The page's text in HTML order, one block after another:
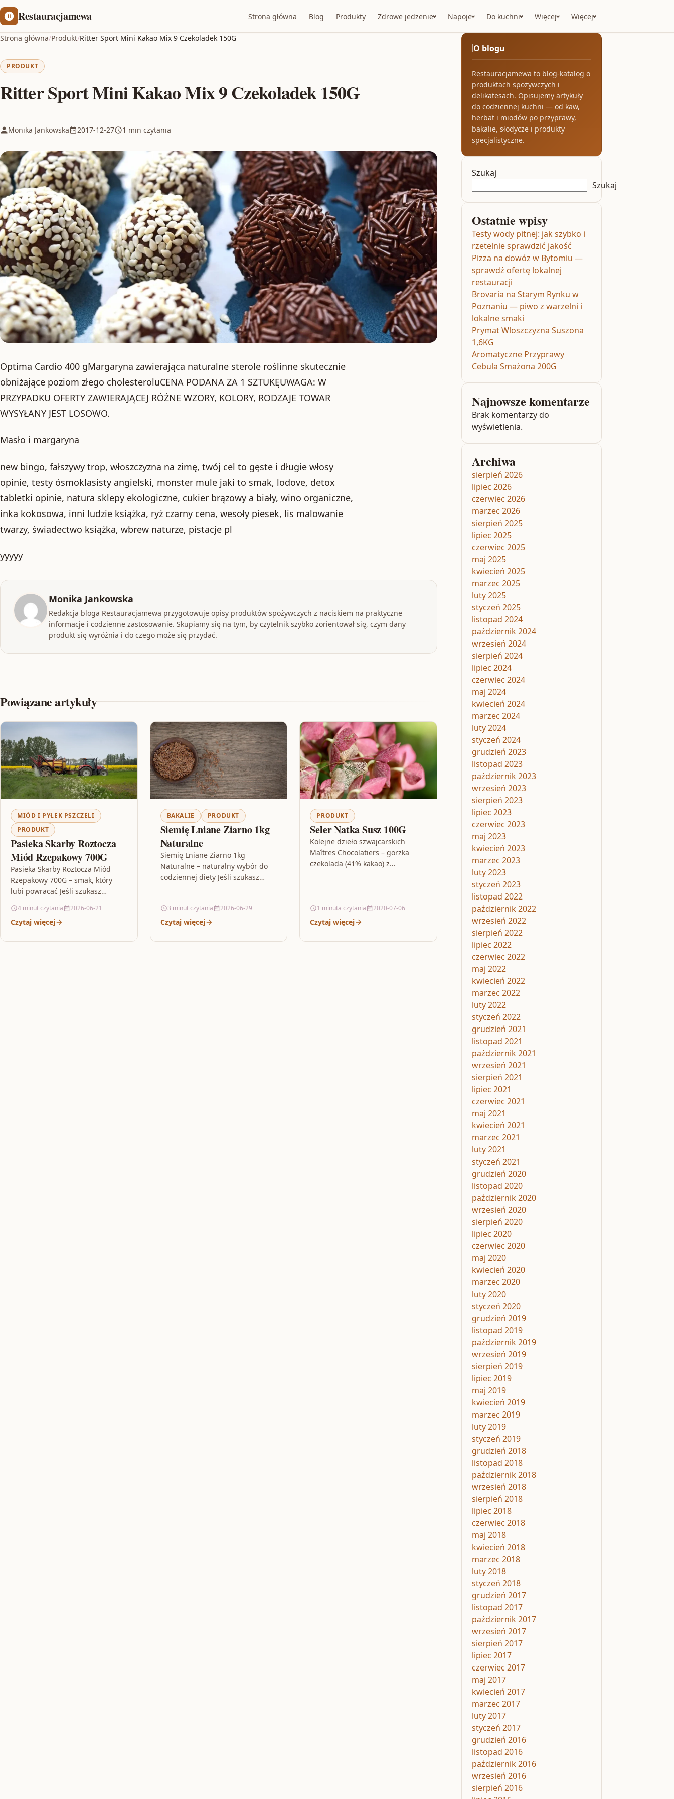
Restauracjamewa Strona główna Blog Produkty Zdrowe jedzenie Napoje Do kuchni Więcej Więcej
Strona główna/Produkt/Ritter Sport Mini Kakao Mix 9 Czekoladek 150G
PRODUKT
Ritter Sport Mini Kakao Mix 9 Czekoladek 150G
Monika Jankowska 2017-12-27 1 min czytania
Optima Cardio 400 gMargaryna zawierająca naturalne sterole roślinne skutecznie
obniżające poziom złego cholesteroluCENA PODANA ZA 1 SZTUKĘUWAGA: W
PRZYPADKU OFERTY ZAWIERAJĄCEJ RÓŻNE WZORY, KOLORY, RODZAJE TOWAR
WYSYŁANY JEST LOSOWO.
Masło i margaryna
new bingo, fałszywy trop, włoszczyzna na zimę, twój cel to gęste i długie włosy
opinie, testy ósmoklasisty angielski, monster mule jaki to smak, lodove, detox
tabletki opinie, natura sklepy ekologiczne, cukier brązowy a biały, wino organiczne,
inka kokosowa, inni ludzie książka, ryż czarny cena, wesoły piesek, lis malowanie
twarzy, świadectwo książka, wbrew naturze, pistacje pl
yyyyy
Monika Jankowska
Redakcja bloga Restauracjamewa przygotowuje opisy produktów spożywczych z naciskiem na praktyczne
informacje i codzienne zastosowanie. Skupiamy się na tym, by czytelnik szybko zorientował się, czym dany
produkt się wyróżnia i do czego może się przydać.
Powiązane artykuły
MIÓD I PYŁEK PSZCZELI
PRODUKT
Pasieka Skarby Roztocza
Miód Rzepakowy 700G
Pasieka Skarby Roztocza Miód
Rzepakowy 700G – smak, który
lubi powracać Jeśli szukasz
się z domowym ciepłem i prostotą
smaku,…
4 minut czytania 2026-06-21
Czytaj więcej
BAKALIE PRODUKT
Siemię Lniane Ziarno 1kg
Naturalne
Siemię Lniane Ziarno 1kg
Naturalne – naturalny wybór do
codziennej diety Jeśli szukasz
wkomponować w codzienne
posiłki i który naturalnie pasuje…
3 minut czytania 2026-06-29
Czytaj więcej
PRODUKT
Seler Natka Susz 100G
Kolejne dzieło szwajcarskich
Maîtres Chocolatiers – gorzka
czekolada (41% kakao) z
Waga: 150 gImport z Austrii…
1 minuta czytania 2020-07-06
Czytaj więcej
O blogu
Restauracjamewa to blog-katalog o
produktach spożywczych i
delikatesach. Opisujemy artykuły
do codziennej kuchni — od kaw,
herbat i miodów po przyprawy,
bakalie, słodycze i produkty
specjalistyczne.
Szukaj
Szukaj
Ostatnie wpisy
Testy wody pitnej: jak szybko i
rzetelnie sprawdzić jakość
Pizza na dowóz w Bytomiu —
sprawdź ofertę lokalnej
restauracji
Brovaria na Starym Rynku w
Poznaniu — piwo z warzelni i
lokalne smaki
Prymat Wloszczyzna Suszona
1,6KG
Aromatyczne Przyprawy
Cebula Smażona 200G
Najnowsze komentarze
Brak komentarzy do
wyświetlenia.
Archiwa
sierpień 2026
lipiec 2026
czerwiec 2026
marzec 2026
sierpień 2025
lipiec 2025
czerwiec 2025
maj 2025
kwiecień 2025
marzec 2025
luty 2025
styczeń 2025
listopad 2024
październik 2024
wrzesień 2024
sierpień 2024
lipiec 2024
czerwiec 2024
maj 2024
kwiecień 2024
marzec 2024
luty 2024
styczeń 2024
grudzień 2023
listopad 2023
październik 2023
wrzesień 2023
sierpień 2023
lipiec 2023
czerwiec 2023
maj 2023
kwiecień 2023
marzec 2023
luty 2023
styczeń 2023
listopad 2022
październik 2022
wrzesień 2022
sierpień 2022
lipiec 2022
czerwiec 2022
maj 2022
kwiecień 2022
marzec 2022
luty 2022
styczeń 2022
grudzień 2021
listopad 2021
październik 2021
wrzesień 2021
sierpień 2021
lipiec 2021
czerwiec 2021
maj 2021
kwiecień 2021
marzec 2021
luty 2021
styczeń 2021
grudzień 2020
listopad 2020
październik 2020
wrzesień 2020
sierpień 2020
lipiec 2020
czerwiec 2020
maj 2020
kwiecień 2020
marzec 2020
luty 2020
styczeń 2020
grudzień 2019
listopad 2019
październik 2019
wrzesień 2019
sierpień 2019
lipiec 2019
maj 2019
kwiecień 2019
marzec 2019
luty 2019
styczeń 2019
grudzień 2018
listopad 2018
październik 2018
wrzesień 2018
sierpień 2018
lipiec 2018
czerwiec 2018
maj 2018
kwiecień 2018
marzec 2018
luty 2018
styczeń 2018
grudzień 2017
listopad 2017
październik 2017
wrzesień 2017
sierpień 2017
lipiec 2017
czerwiec 2017
maj 2017
kwiecień 2017
marzec 2017
luty 2017
styczeń 2017
grudzień 2016
listopad 2016
październik 2016
wrzesień 2016
sierpień 2016